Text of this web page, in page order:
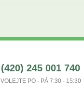
(420) 245 001 740
VOLEJTE PO - PÁ 7:30 - 15:30